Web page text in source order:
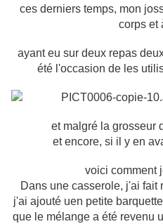
ces derniers temps, mon
corps et
ayant eu sur deux repas
été l'occasion de les
et malgré la grosseur
et encore, si il y en
voici comment
Dans une casserole, j'ai fait
j'ai ajouté uen petite
que le mélange a été revenu